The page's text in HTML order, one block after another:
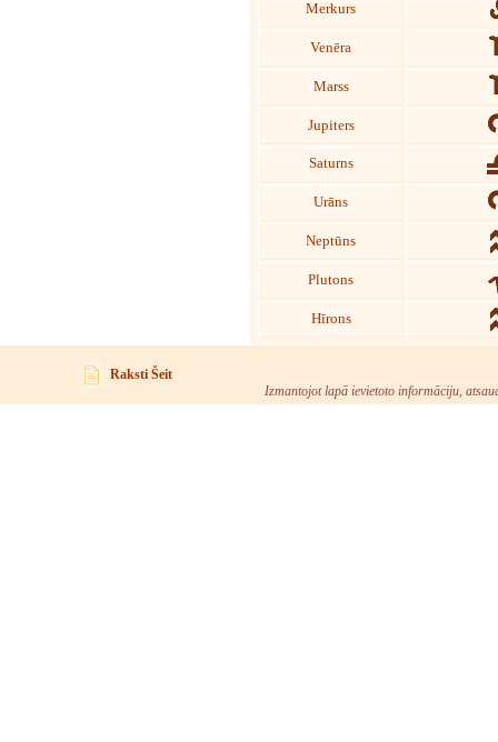
Merkurs
Venēra
Marss
Jupiters
Saturns
Urāns
Neptūns
Plutons
Hīrons
Raksti Šeit
Izmantojot lapā ievietoto informāciju,